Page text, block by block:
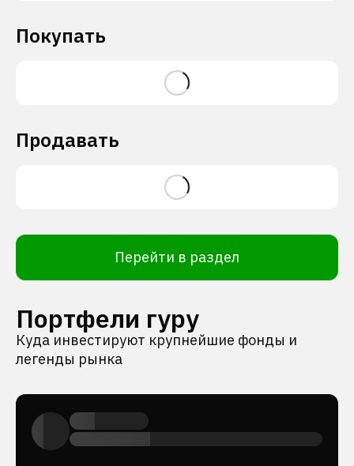
Покупать
Продавать
Перейти в раздел
Портфели гуру
Куда инвестируют крупнейшие фонды и
легенды рынка